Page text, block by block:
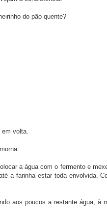
do pão quente?
volta.
a água com o fermento e
a farinha estar toda envolvida.
aos poucos a restante água, à